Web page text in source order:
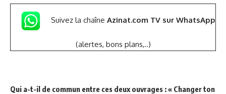
Suivez la chaîne Azinat.com TV sur WhatsApp
(alertes, bons plans,..)
Qui a-t-il de commun entre ces deux ouvrages : « Changer ton